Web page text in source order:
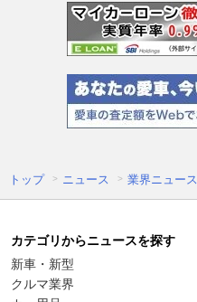
トップ ニュース 業界ニュース
カテゴリからニュースを探す
新車・新型
クルマ業界